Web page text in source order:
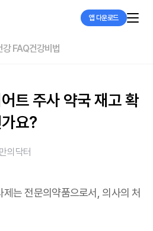
앱 다운로드
강 FAQ건강비법
트 주사 약국 재고 확
요?
의닥터
는 전문의약품으로서, 의사의 처